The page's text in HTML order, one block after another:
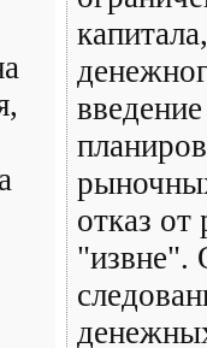
отказ от
"извне".